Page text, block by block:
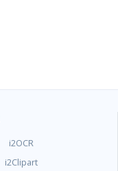
i2OCR
i2Clipart